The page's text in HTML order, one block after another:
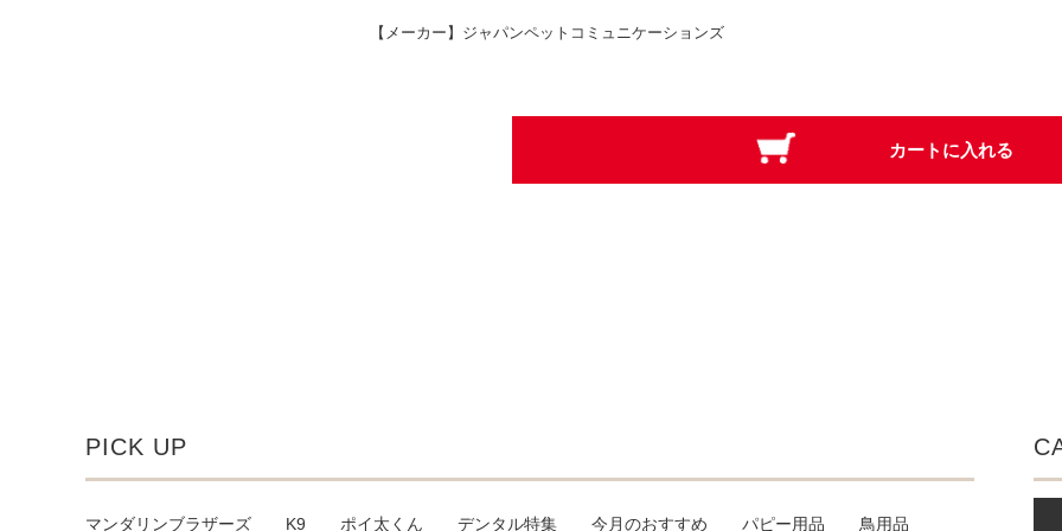
【メーカー】 ジャパンペットコミュニケーションズ
PICK UP
マンダリンブラザーズ K9 ポイ太くん デンタル特集 今月のおすすめ パピー用品 鳥用品